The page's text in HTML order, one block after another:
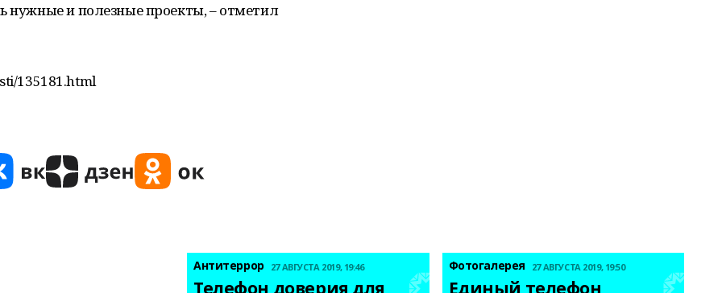
нужные и полезные проекты, – отметил
135181.html
Антитеррор 27 АВГУСТА 2019, 19:46
Телефон доверия для
Фотогалерея 27 АВГУСТА 2019, 19:50
Единый телефон